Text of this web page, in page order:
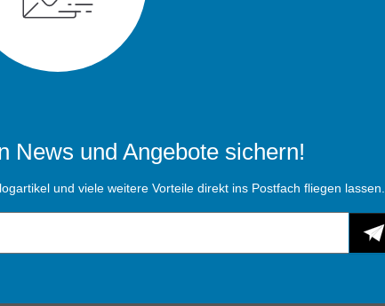
News und Angebote sichern!
und viele weitere Vorteile direkt ins Postfach fliegen lassen.